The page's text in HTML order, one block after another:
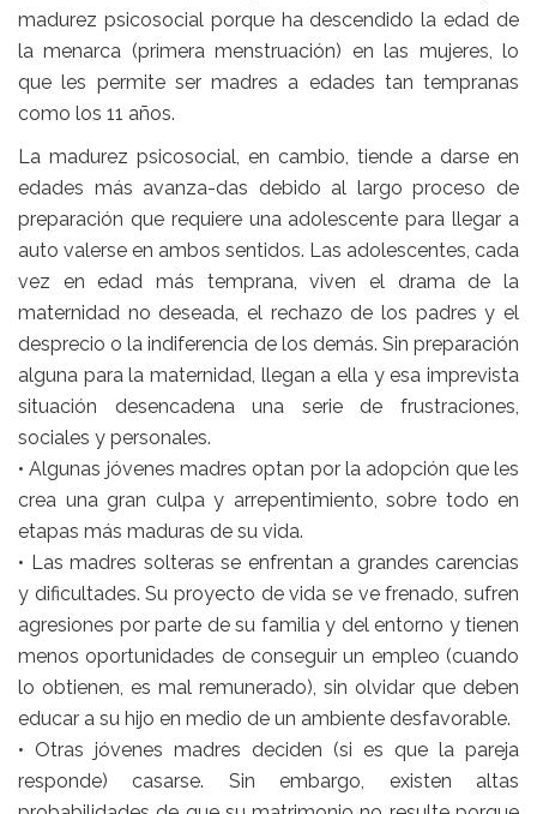
madurez psicosocial porque ha descendido la edad de
la menarca (primera menstruación) en las mujeres, lo
que les permite ser madres a edades tan tempranas
como los 11 años.
La madurez psicosocial, en cambio, tiende a darse en
edades más avanza-das debido al largo proceso de
preparación que requiere una adolescente para llegar a
auto valerse en ambos sentidos. Las adolescentes, cada
vez en edad más temprana, viven el drama de la
maternidad no deseada, el rechazo de los padres y el
desprecio o la indiferencia de los demás. Sin preparación
alguna para la maternidad, llegan a ella y esa imprevista
situación desencadena una serie de frustraciones,
sociales y personales.
• Algunas jóvenes madres optan por la adopción que les
crea una gran culpa y arrepentimiento, sobre todo en
etapas más maduras de su vida.
• Las madres solteras se enfrentan a grandes carencias
y dificultades. Su proyecto de vida se ve frenado, sufren
agresiones por parte de su familia y del entorno y tienen
menos oportunidades de conseguir un empleo (cuando
lo obtienen, es mal remunerado), sin olvidar que deben
educar a su hijo en medio de un ambiente desfavorable.
• Otras jóvenes madres deciden (si es que la pareja
responde) casarse. Sin embargo, existen altas